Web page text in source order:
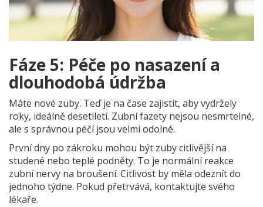
Fáze 5: Péče po nasazení a
dlouhodobá údržba
Máte nové zuby. Teď je na čase zajistit, aby vydržely
roky, ideálně desetiletí. Zubní fazety nejsou nesmrtelné,
ale s správnou péčí jsou velmi odolné.
První dny po zákroku mohou být zuby citlivější na
studené nebo teplé podněty. To je normální reakce
zubní nervy na broušení. Citlivost by měla odeznít do
jednoho týdne. Pokud přetrvává, kontaktujte svého
lékaře.